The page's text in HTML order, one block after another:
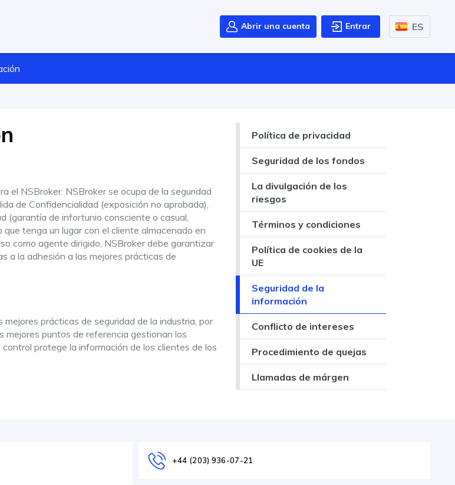
Abrir una cuenta Entrar ES
el NSBroker. NSBroker se ocupa de la seguridad
de Confidencialidad (exposición no aprobada),
(garantía de infortunio consciente o casual,
tenga un lugar con el cliente almacenado en
como agente dirigido, NSBroker debe garantizar
a la adhesión a las mejores prácticas de
prácticas de seguridad de la industria, por
mejores puntos de referencia gestionan los
protege la información de los clientes de los
Política de privacidad
Seguridad de los fondos
La divulgación de los
riesgos
Términos y condiciones
Política de cookies de la
UE
Seguridad de la
información
Conflicto de intereses
Procedimiento de quejas
Llamadas de márgen
+44 (203) 936-07-21